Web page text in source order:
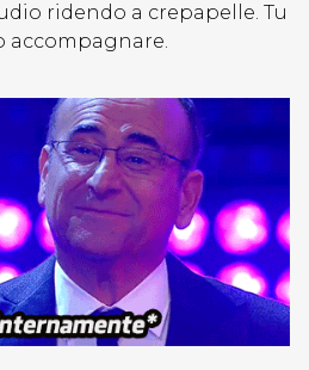
ridendo a crepapelle. Tu
accompagnare.